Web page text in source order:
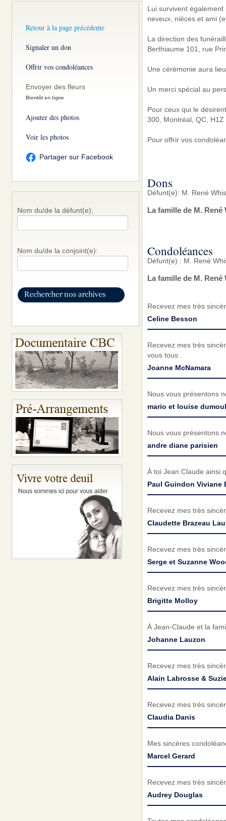
Retour à la page précédente
Signaler un don
Offrir vos condoléances
Envoyer des fleurs
Bientôt en ligne
Ajouter des photos
Voir les photos
Partager sur Facebook
Nom du/de la défunt(e):
Nom du/de la conjoint(e):
Lui survivent
neveux, nièces et ami
La direction des
Berthiaume 101, rue
Une cérémonie aura
Un merci spécial au
Pour ceux qui le
300, Montréal, QC,
Pour offrir vos
Dons
Défunt(e): M. René
La famille de M.
Condoléances
Défunt(e) : M. René
La famille de M.
Recevez mes très
Celine Besson
Recevez mes très
vous tous .
Joanne McNamara
Nous vous présentons
mario et louise
Nous vous présentons
andre diane parisien
À toi Jean Claude ainsi
Paul Guindon Viviane
Recevez mes très
Claudette Brazeau
Recevez mes très
Serge et Suzanne
Recevez mes très
Brigitte Molloy
À Jean-Claude et la
Johanne Lauzon
Recevez mes très
Alain Labrosse &
Recevez mes très
Claudia Danis
Mes sincères
Marcel Gerard
Recevez mes très
Audrey Douglas